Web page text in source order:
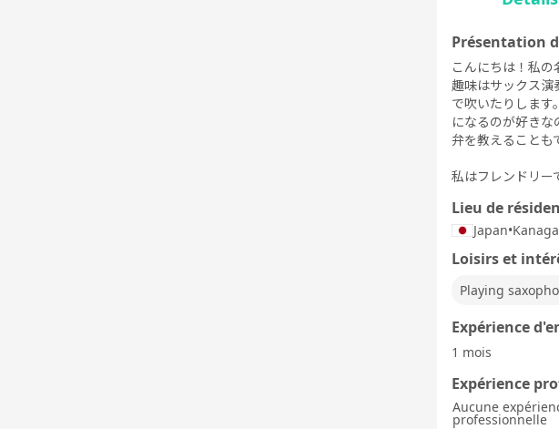
Présentation
こんにちは！私
趣味はサックス演
で吹いたりしま
になるのが好き
弁を教えることも
私はフレンドリー
Lieu de
Japan•
Loisirs et
Playing
Expérience
1 mois
Expérience
Aucune
professionnelle